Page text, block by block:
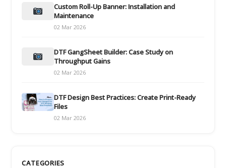
Custom Roll-Up Banner: Installation and
Maintenance
02 Mar 2026
DTF GangSheet Builder: Case Study on
Throughput Gains
02 Mar 2026
DTF Design Best Practices: Create Print-Ready
Files
02 Mar 2026
CATEGORIES